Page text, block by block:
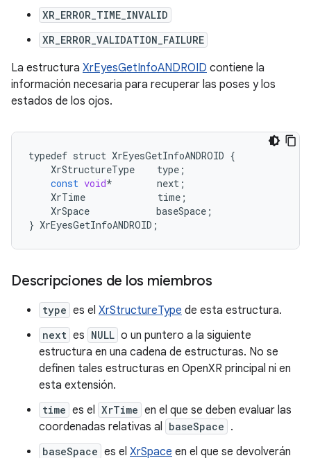
XR_ERROR_TIME_INVALID
XR_ERROR_VALIDATION_FAILURE
La estructura XrEyesGetInfoANDROID contiene la
información necesaria para recuperar las poses y los
estados de los ojos.
typedef struct XrEyesGetInfoANDROID {
XrStructureType
type ;
const void* next ;
XrTime
time ;
XrSpace
baseSpace ;
} XrEyesGetInfoANDROID ;
Descripciones de los miembros
type es el XrStructureType de esta estructura.
next es NULL o un puntero a la siguiente
estructura en una cadena de estructuras. No se
definen tales estructuras en OpenXR principal ni en
esta extensión.
time es el XrTime en el que se deben evaluar las
coordenadas relativas al baseSpace .
baseSpace es el XrSpace en el que se devolverán